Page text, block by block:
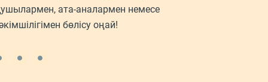
ата-аналармен немесе
бөлісу оңай!